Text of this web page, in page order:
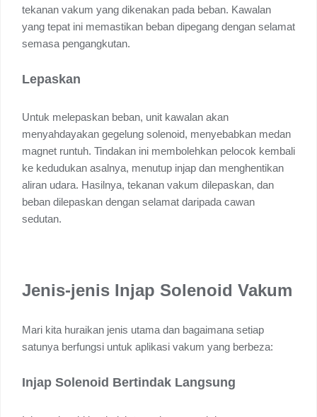
tekanan vakum yang dikenakan pada beban. Kawalan
yang tepat ini memastikan beban dipegang dengan selamat
semasa pengangkutan.
Lepaskan
Untuk melepaskan beban, unit kawalan akan
menyahdayakan gegelung solenoid, menyebabkan medan
magnet runtuh. Tindakan ini membolehkan pelocok kembali
ke kedudukan asalnya, menutup injap dan menghentikan
aliran udara. Hasilnya, tekanan vakum dilepaskan, dan
beban dilepaskan dengan selamat daripada cawan
sedutan.
Jenis-jenis Injap Solenoid Vakum
Mari kita huraikan jenis utama dan bagaimana setiap
satunya berfungsi untuk aplikasi vakum yang berbeza:
Injap Solenoid Bertindak Langsung